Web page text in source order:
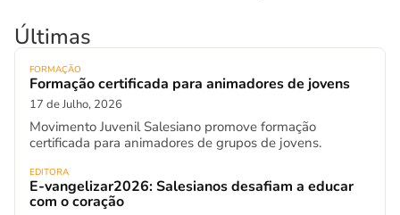
Últimas
FORMAÇÃO
Formação certificada para animadores de jovens
17 de Julho, 2026
Movimento Juvenil Salesiano promove formação
certificada para animadores de grupos de jovens.
EDITORA
E-vangelizar2026: Salesianos desafiam a educar
com o coração